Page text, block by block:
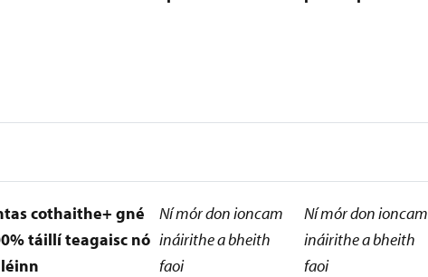
cothaithe+ gné
táillí teagaisc nó
Ní mór don ioncam
ináirithe a bheith
faoi
Ní mór don ioncam
ináirithe a bheith
faoi